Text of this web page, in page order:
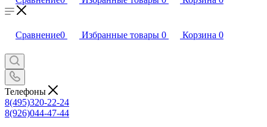
Сравнение0 Избранные товары 0 Корзина 0
Телефоны
8(495)320-22-24
8(926)044-47-44